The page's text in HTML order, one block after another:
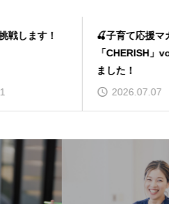
🍒子育て応援マガジン
「CHERISH」vol.42発行し